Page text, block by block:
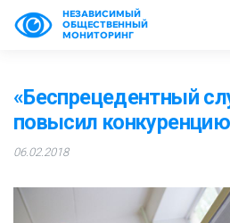
НЕЗАВИСИМЫЙ
ОБЩЕСТВЕННЫЙ
МОНИТОРИНГ
«Беспрецедентный
повысил
06.02.2018